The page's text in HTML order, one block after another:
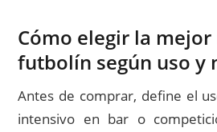
Cómo elegir la mejor
futbolín según uso y
Antes de comprar, define el
intensivo en bar o